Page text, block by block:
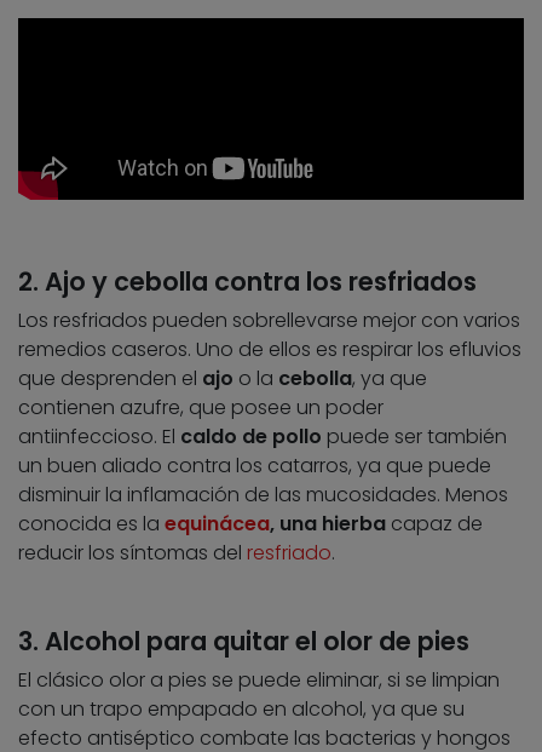
2. Ajo y cebolla contra los resfriados
Los resfriados pueden sobrellevarse mejor con varios
remedios caseros. Uno de ellos es respirar los efluvios
que desprenden el ajo o la cebolla, ya que
contienen azufre, que posee un poder
antiinfeccioso. El caldo de pollo puede ser también
un buen aliado contra los catarros, ya que puede
disminuir la inflamación de las mucosidades. Menos
conocida es la equinácea, una hierba capaz de
reducir los síntomas del resfriado.
3. Alcohol para quitar el olor de pies
El clásico olor a pies se puede eliminar, si se limpian
con un trapo empapado en alcohol, ya que su
efecto antiséptico combate las bacterias y hongos